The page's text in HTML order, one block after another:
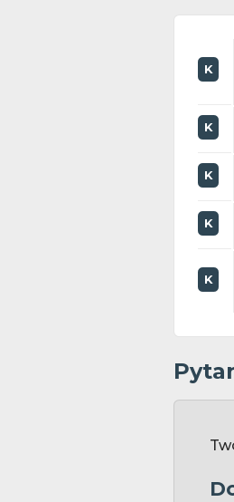
K
K
K
K
K